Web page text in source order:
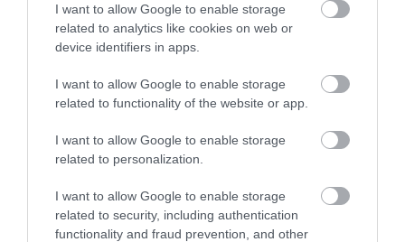
I want to allow Google to enable storage
related to analytics like cookies on web or
device identifiers in apps.
I want to allow Google to enable storage
related to functionality of the website or app.
I want to allow Google to enable storage
related to personalization.
I want to allow Google to enable storage
related to security, including authentication
functionality and fraud prevention, and other